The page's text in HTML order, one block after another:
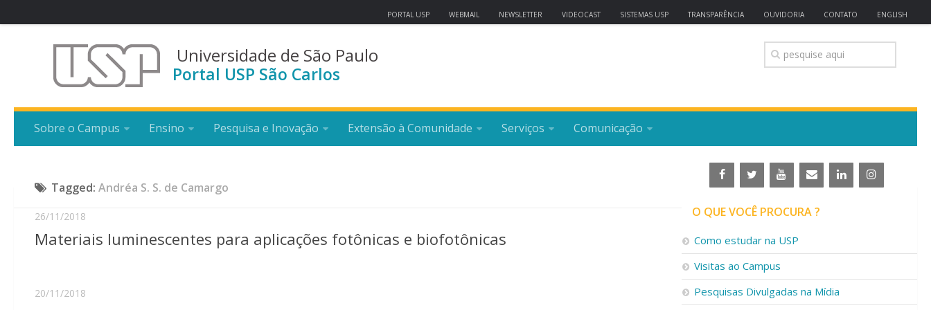
PORTAL USP WEBMAIL NEWSLETTER VIDEOCAST SISTEMAS USP TRANSPARÊNCIA OUVIDORIA CONTATO ENGLISH
Universidade de São Paulo
Portal USP São Carlos
Sobre o Campus Ensino Pesquisa e Inovação Extensão à Comunidade Serviços Comunicação
Tagged: Andréa S. S. de Camargo
26/11/2018
Materiais luminescentes para aplicações fotônicas e biofotônicas
20/11/2018
O QUE VOCÊ PROCURA ?
Como estudar na USP
Visitas ao Campus
Pesquisas Divulgadas na Mídia